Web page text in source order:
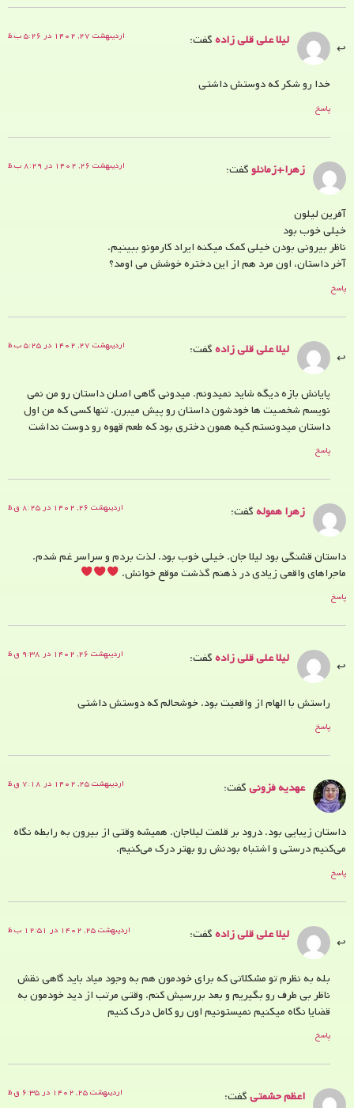
لیلا علی قلی زادهگفت: اردیبهشت ۲۷, ۱۴۰۲ در ۵:۲۶ ب.ظ
خدا رو شکر که دوستش داشتی
پاسخ
زهرا+زمانلوگفت: اردیبهشت ۲۶, ۱۴۰۲ در ۸:۲۹ ب.ظ
آفرین لیلون
خیلی خوب بود
ناظر بیرونی بودن خیلی کمک میکنه ایراد کارمونو ببینیم.
آخر داستان، اون مرد هم از این دختره خوشش می اومد؟
پاسخ
لیلا علی قلی زادهگفت: اردیبهشت ۲۷, ۱۴۰۲ در ۵:۲۵ ب.ظ
پایانش بازه دیگه شاید نمیدونم. میدونی گاهی اصلن داستان رو من نمی
نویسم شخصیت ها خودشون داستان رو پیش میبرن. تنها کسی که من اول
داستان میدونستم کیه همون دختری بود که طعم قهوه رو دوست نداشت
پاسخ
زهرا همولهگفت: اردیبهشت ۲۶, ۱۴۰۲ در ۸:۲۵ ق.ظ
داستان قشنگی بود لیلا جان. خیلی خوب بود. لذت بردم و سراسر غم شدم.
ماجراهای واقعی زیادی در ذهنم گذشت موقع خوانش.
پاسخ
لیلا علی قلی زادهگفت: اردیبهشت ۲۶, ۱۴۰۲ در ۹:۳۸ ق.ظ
راستش با الهام از واقعیت بود. خوشحالم که دوستش داشتی
پاسخ
عهدیه فزونیگفت: اردیبهشت ۲۵, ۱۴۰۲ در ۷:۱۸ ق.ظ
داستان زیبایی بود. درود بر قلمت لیلاجان. همیشه وقتی از بیرون به رابطه نگاه
می‌کنیم درستی و اشتباه بودنش رو بهتر درک می‌کنیم.
پاسخ
لیلا علی قلی زادهگفت: اردیبهشت ۲۵, ۱۴۰۲ در ۱۲:۵۱ ب.ظ
بله به نظرم تو مشکلاتی که برای خودمون هم به وجود میاد باید گاهی نقش
ناظر بی طرف رو بگیریم و بعد بررسیش کنم. وقتی مرتب از دید خودمون به
قضایا نگاه میکنیم نمیستونیم اون رو کامل درک کنیم
پاسخ
اعظم حشمتیگفت: اردیبهشت ۲۵, ۱۴۰۲ در ۶:۳۵ ق.ظ